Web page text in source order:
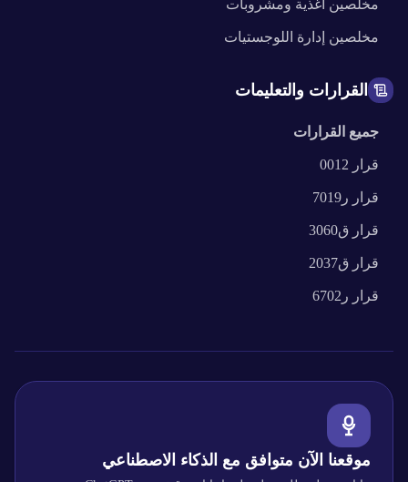
مخلصين أغذية ومشروبات
مخلصين إدارة اللوجستيات
القرارات والتعليمات
جميع القرارات
قرار 0012
قرار ر7019
قرار ق3060
قرار ق2037
قرار ر6702
موقعنا الآن متوافق مع الذكاء الاصطناعي